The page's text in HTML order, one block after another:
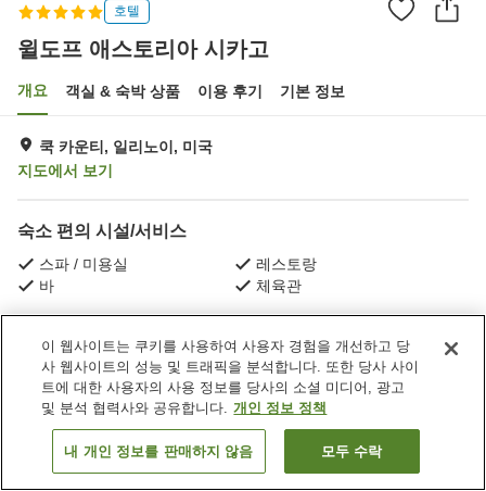
호텔
윌도프 애스토리아 시카고
개요 객실 & 숙박 상품 이용 후기 기본 정보
쿡 카운티, 일리노이, 미국
지도에서 보기
숙소 편의 시설/서비스
스파 / 미용실
레스토랑
바
체육관
미국 일리노이 쿡 카운티
시카고
윌도프 애스토리아 시카고
객실 보기
이 웹사이트는 쿠키를 사용하여 사용자 경험을 개선하고 당
사 웹사이트의 성능 및 트래픽을 분석합니다. 또한 당사 사이
트에 대한 사용자의 사용 정보를 당사의 소셜 미디어, 광고
및 분석 협력사와 공유합니다. 개인 정보 정책
내 개인 정보를 판매하지 않음 모두 수락